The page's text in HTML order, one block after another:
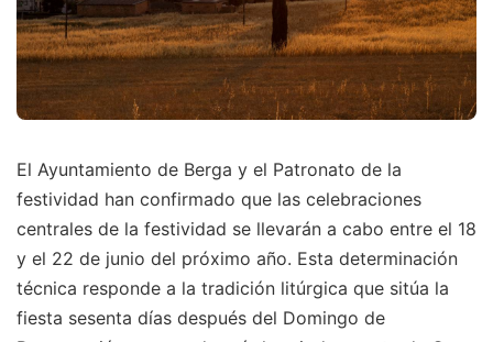
El Ayuntamiento de Berga y el Patronato de la
festividad han confirmado que las celebraciones
centrales de la festividad se llevarán a cabo entre el 18
y el 22 de junio del próximo año. Esta determinación
técnica responde a la tradición litúrgica que sitúa la
fiesta sesenta días después del Domingo de